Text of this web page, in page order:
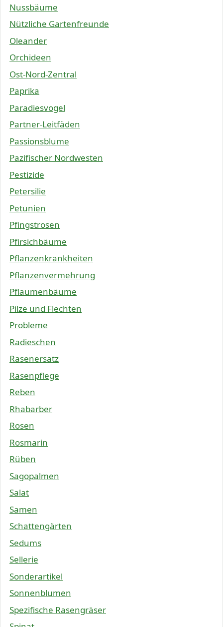
Nussbäume
Nützliche Gartenfreunde
Oleander
Orchideen
Ost-Nord-Zentral
Paprika
Paradiesvogel
Partner-Leitfäden
Passionsblume
Pazifischer Nordwesten
Pestizide
Petersilie
Petunien
Pfingstrosen
Pfirsichbäume
Pflanzenkrankheiten
Pflanzenvermehrung
Pflaumenbäume
Pilze und Flechten
Probleme
Radieschen
Rasenersatz
Rasenpflege
Reben
Rhabarber
Rosen
Rosmarin
Rüben
Sagopalmen
Salat
Samen
Schattengärten
Sedums
Sellerie
Sonderartikel
Sonnenblumen
Spezifische Rasengräser